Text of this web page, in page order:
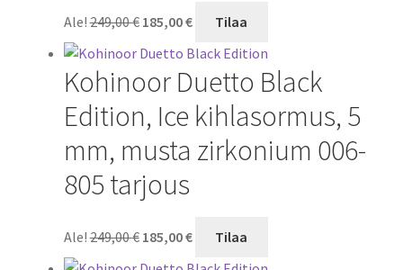
Ale!249,00€
hinta
oli:
249,00 €.
185,00€
on:
185,00 €.
Tilaa
Kohinoor Duetto Black
Edition, Ice kihlasormus, 5
mm, musta zirkonium 006-
805 tarjous
Ale!249,00€
hinta
185,00€ Tilaa